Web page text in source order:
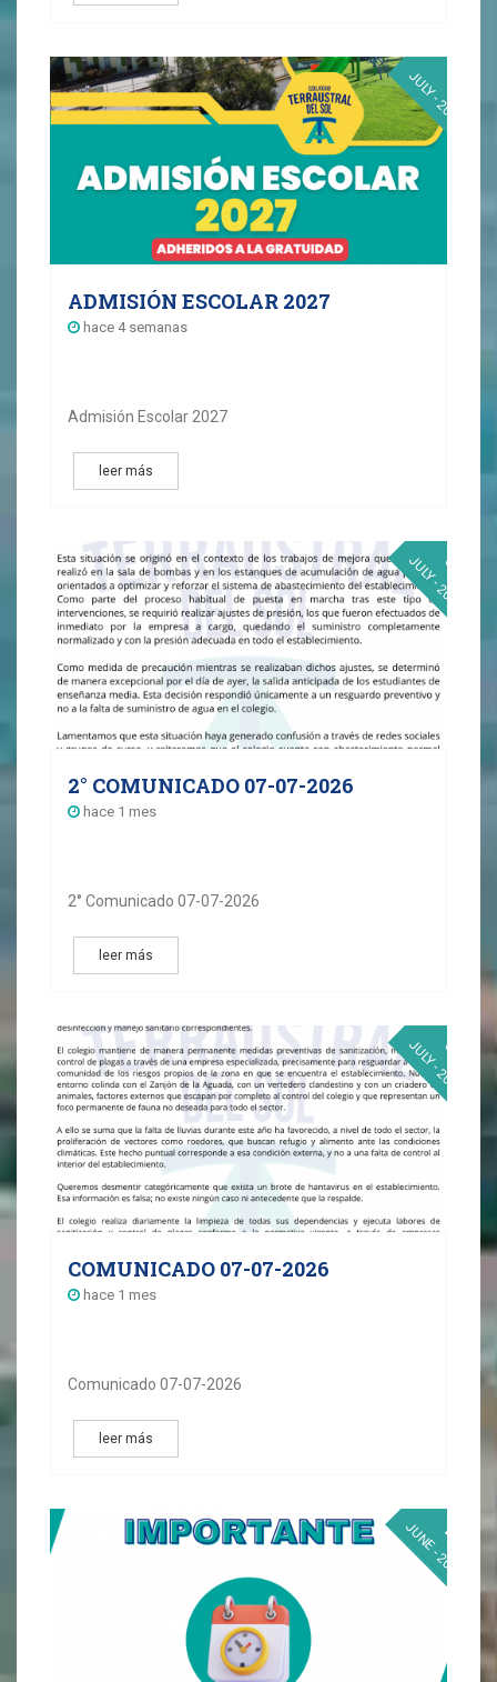
JULY - 2026
ADMISIÓN ESCOLAR 2027
hace 4 semanas
Admisión Escolar 2027
leer más
07
JULY - 2026
2° COMUNICADO 07-07-2026
hace 1 mes
2° Comunicado 07-07-2026
leer más
07
JULY - 2026
COMUNICADO 07-07-2026
hace 1 mes
Comunicado 07-07-2026
leer más
18
JUNE - 2026